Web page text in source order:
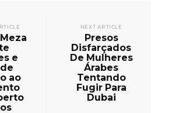
e
ao
NEXT ARTICLE
Presos
Disfarçados
De Mulheres
Árabes
Tentando
Fugir Para
Dubai